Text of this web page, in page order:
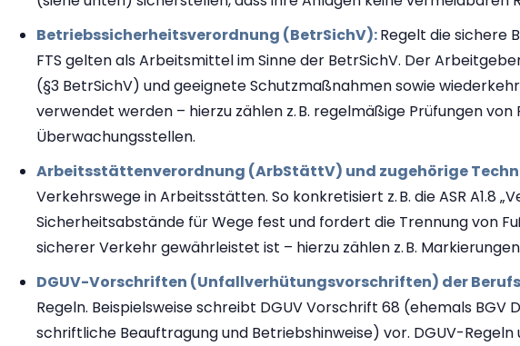
Betriebssicherheitsverordnung (BetrSichV):Regelt die sichere
FTS gelten als Arbeitsmittel im Sinne der BetrSichV. Der
(§3 BetrSichV) und geeignete Schutzmaßnahmen sowie
verwendet werden – hierzu zählen z. B. regelmäßige Prüfungen
Überwachungsstellen.
Arbeitsstättenverordnung (ArbStättV) und zugehörige
Verkehrswege in Arbeitsstätten. So konkretisiert z. B. die ASR
Sicherheitsabstände für Wege fest und fordert die Trennung von
sicherer Verkehr gewährleistet ist – hierzu zählen z. B.
DGUV-Vorschriften (Unfallverhütungsvorschriften) der
Regeln. Beispielsweise schreibt DGUV Vorschrift 68 (ehemals
schriftliche Beauftragung und Betriebshinweise) vor. DGUV-